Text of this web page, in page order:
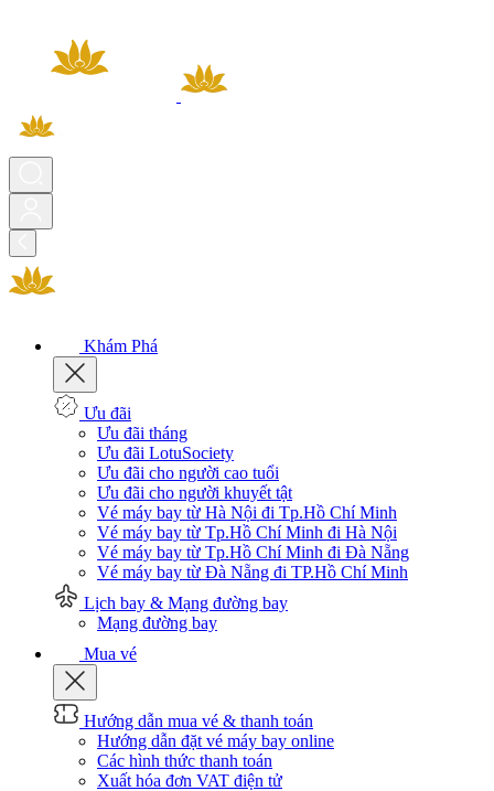
Khám Phá
Ưu đãi
Ưu đãi tháng
Ưu đãi LotuSociety
Ưu đãi cho người cao tuổi
Ưu đãi cho người khuyết tật
Vé máy bay từ Hà Nội đi Tp.Hồ Chí Minh
Vé máy bay từ Tp.Hồ Chí Minh đi Hà Nội
Vé máy bay từ Tp.Hồ Chí Minh đi Đà Nẵng
Vé máy bay từ Đà Nẵng đi TP.Hồ Chí Minh
Lịch bay & Mạng đường bay
Mạng đường bay
Mua vé
Hướng dẫn mua vé & thanh toán
Hướng dẫn đặt vé máy bay online
Các hình thức thanh toán
Xuất hóa đơn VAT điện tử